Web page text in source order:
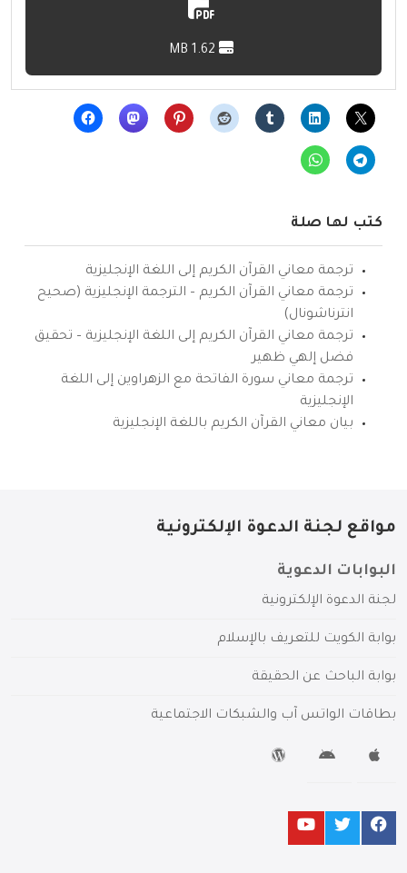
كتب لها صلة
ترجمة معاني القرآن الكريم إلى اللغة الإنجليزية
ترجمة معاني القرآن الكريم – الترجمة الإنجليزية (صحيح
انترناشونال)
ترجمة معاني القرآن الكريم إلى اللغة الإنجليزية – تحقيق
فضل إلهي ظهير
ترجمة معاني سورة الفاتحة مع الزهراوين إلى اللغة
الإنجليزية
بيان معاني القرآن الكريم باللغة الإنجليزية
مواقع لجنة الدعوة الإلكترونية
البوابات الدعوية
لجنة الدعوة الإلكترونية
بوابة الكويت للتعريف بالإسلام
بوابة الباحث عن الحقيقة
بطاقات الواتس آب والشبكات الاجتماعية